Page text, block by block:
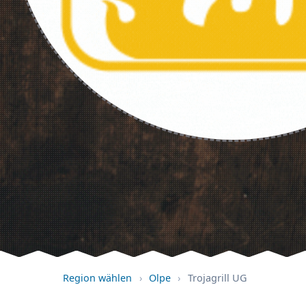
Region wählen › Olpe › Trojagrill UG